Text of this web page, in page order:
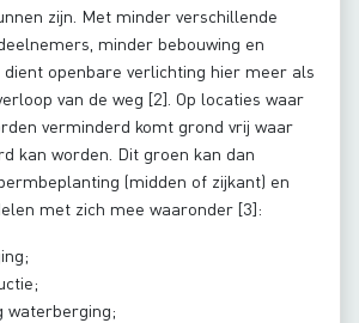
zijn. Met minder verschillende
minder bebouwing en
dient openbare verlichting hier meer als
van de weg [2]. Op locaties waar
verminderd komt grond vrij waar
kan worden. Dit groen kan dan
(midden of zijkant) en
met zich mee waaronder [3]:
waterberging;